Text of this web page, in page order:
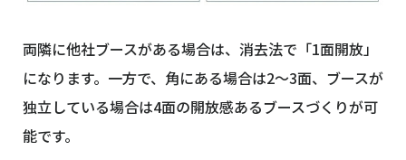
両隣に他社ブースがある場合は、消去法で「1面開放」
になります。一方で、角にある場合は2〜3面、ブースが
独立している場合は4面の開放感あるブースづくりが可
能です。